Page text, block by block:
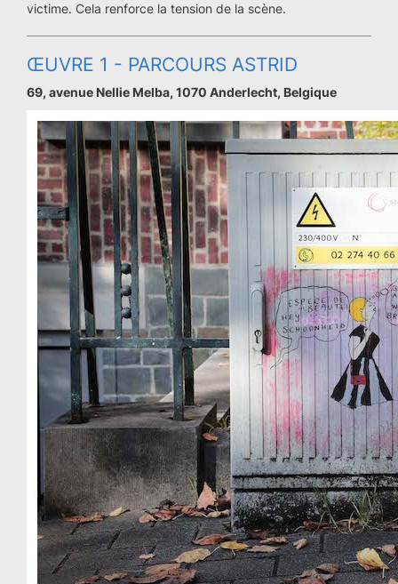
victime. Cela renforce la tension de la scène.
ŒUVRE 1 - PARCOURS ASTRID
69, avenue Nellie Melba, 1070 Anderlecht, Belgique